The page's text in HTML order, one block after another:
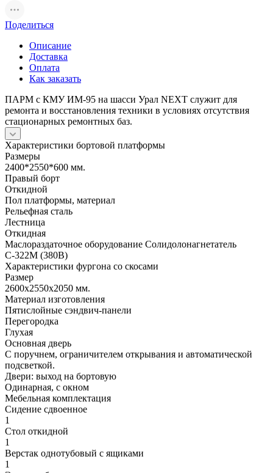
Поделиться
Описание
Доставка
Оплата
Как заказать
ПАРМ с КМУ ИМ-95 на шасси Урал NEXT служит для
ремонта и восстановления техники в условиях отсутствия
стационарных ремонтных баз.
Характеристики бортовой платформы
Размеры
2400*2550*600 мм.
Правый борт
Откидной
Пол платформы, материал
Рельефная сталь
Лестница
Откидная
Маслораздаточное оборудование Солидолонагнетатель
С-322М (380В)
Характеристики фургона со скосами
Размер
2600x2550x2050 мм.
Материал изготовления
Пятислойные сэндвич-панели
Перегородка
Глухая
Основная дверь
С поручнем, ограничителем открывания и автоматической
подсветкой.
Двери: выход на бортовую
Одинарная, с окном
Мебельная комплектация
Сидение сдвоенное
1
Стол откидной
1
Верстак однотубовый с ящиками
1